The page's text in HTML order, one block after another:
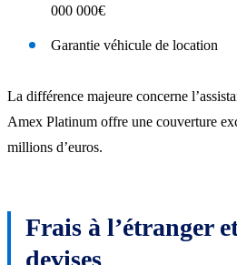
000 000€
Garantie véhicule de location
La différence majeure concerne
Amex Platinum offre une couverture
millions d’euros.
Frais à l’étranger
devises